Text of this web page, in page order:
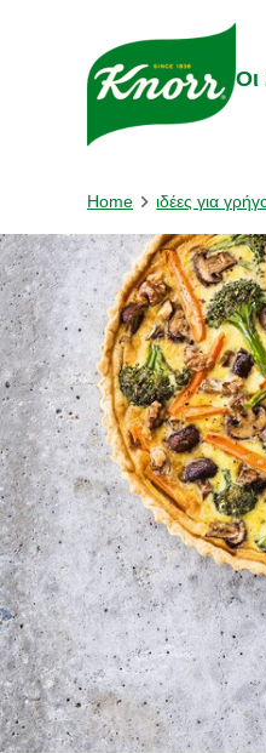
Skip to:
Οι
Home ιδέες για